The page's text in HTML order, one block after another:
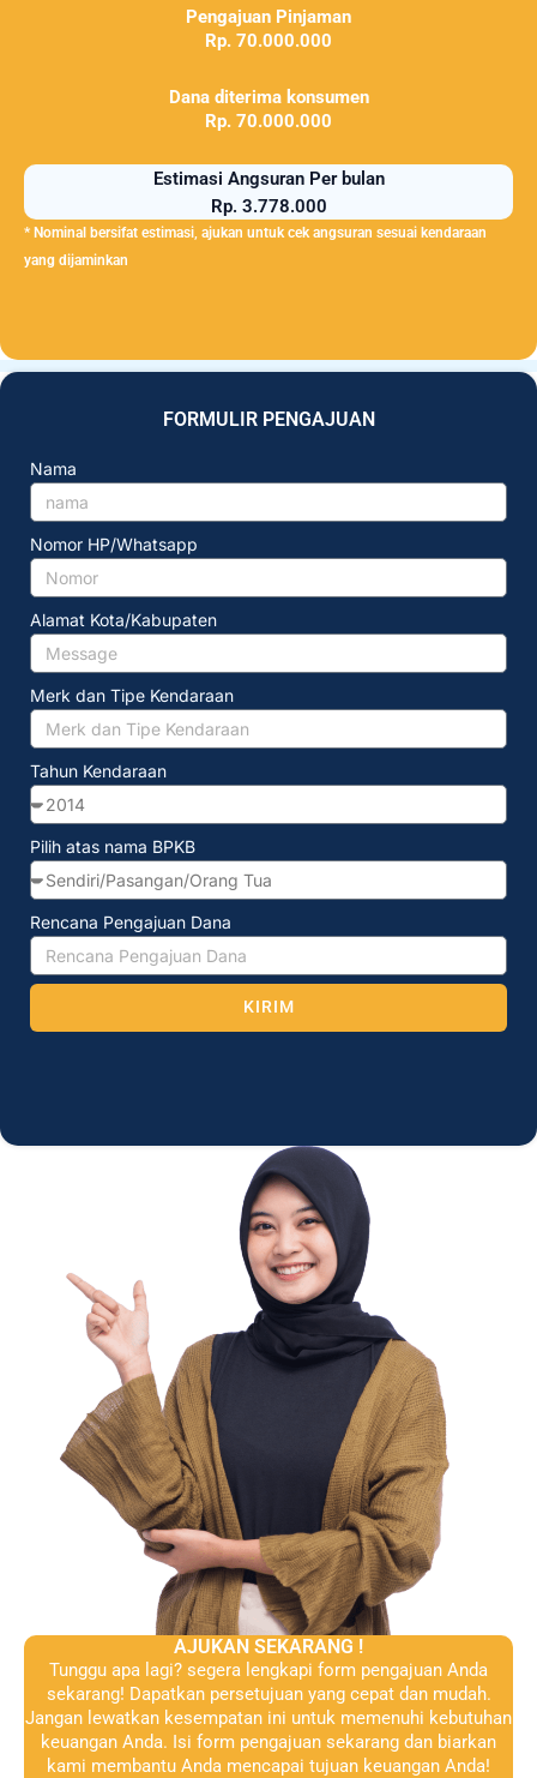
Pengajuan Pinjaman
Rp. 70.000.000
Dana diterima konsumen
Rp. 70.000.000
Estimasi Angsuran Per bulan
Rp. 3.778.000
* Nominal bersifat estimasi, ajukan untuk cek angsuran sesuai kendaraan
yang dijaminkan
FORMULIR PENGAJUAN
Nama
Nomor HP/Whatsapp
Alamat Kota/Kabupaten
Merk dan Tipe Kendaraan
Tahun Kendaraan
Pilih atas nama BPKB
Rencana Pengajuan Dana
KIRIM
AJUKAN SEKARANG !
Tunggu apa lagi? segera lengkapi form pengajuan Anda
sekarang! Dapatkan persetujuan yang cepat dan mudah.
Jangan lewatkan kesempatan ini untuk memenuhi kebutuhan
keuangan Anda. Isi form pengajuan sekarang dan biarkan
kami membantu Anda mencapai tujuan keuangan Anda!